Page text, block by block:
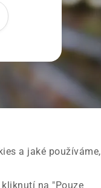
a jaké používáme,
na "Pouze